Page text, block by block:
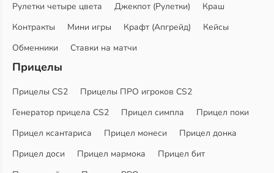
Рулетки четыре цвета
Джекпот (Рулетки)
Краш
Контракты
Мини игры Крафт (Апгрейд)
Кейсы
Обменники
Ставки на матчи
Прицелы
Прицелы CS2
Прицелы ПРО игроков CS2
Генератор прицела CS2
Прицел симпла
Прицел поки
Прицел ксантариса
Прицел монеси
Прицел донка
Прицел доси
Прицел мармока
Прицел бит